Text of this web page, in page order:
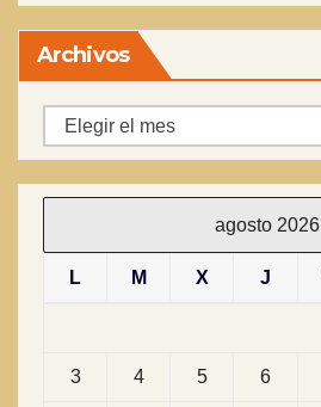
Archivos
Archivos
agosto 2026
L M X J
3 4 5 6